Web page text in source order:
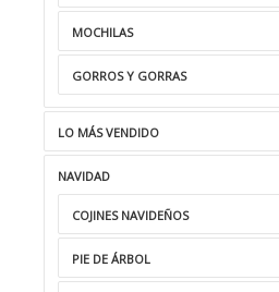
MOCHILAS
GORROS Y GORRAS
LO MÁS VENDIDO
NAVIDAD
COJINES NAVIDEÑOS
PIE DE ÁRBOL